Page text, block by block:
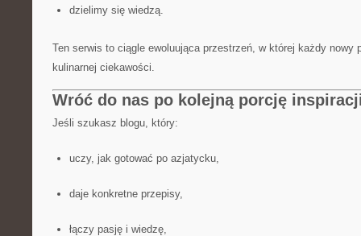
dzielimy się wiedzą.
Ten serwis to ciągle ewoluująca przestrzeń, w której każdy nowy
kulinarnej ciekawości.
Wróć do nas po kolejną porcję
Jeśli szukasz blogu, który:
uczy, jak gotować po azjatycku,
daje konkretne przepisy,
łączy pasję i wiedzę,